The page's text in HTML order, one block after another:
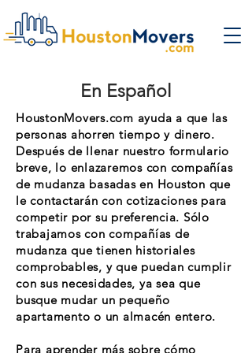
En Español
HoustonMovers.com ayuda a que las
personas ahorren tiempo y dinero.
Después de llenar nuestro formulario
breve, lo enlazaremos con compañías
de mudanza basadas en Houston que
le contactarán con cotizaciones para
competir por su preferencia. Sólo
trabajamos con compañías de
mudanza que tienen historiales
comprobables, y que puedan cumplir
con sus necesidades, ya sea que
busque mudar un pequeño
apartamento o un almacén entero.
Para aprender más sobre cómo